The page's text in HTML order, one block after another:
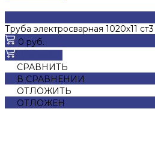
Труба электросварная 1020х11 ст3
0 руб.
СРАВНИТЬ
В СРАВНЕНИИ
ОТЛОЖИТЬ
ОТЛОЖЕН